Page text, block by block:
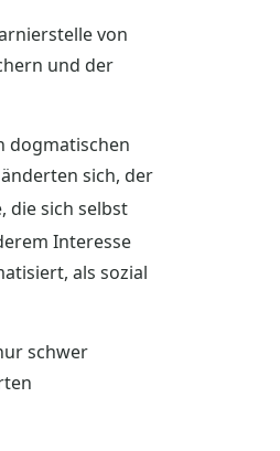
von
und der
dogmatischen
sich, der
die sich selbst
Interesse
als sozial
schwer